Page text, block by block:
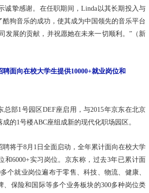
诚挚感谢。在任职期间，Linda以其长期投入与
酷狗音乐的成功，使其成为中国领先的音乐平台
发展的贡献，并祝愿她在未来一切顺利。”（新
聘面向在校大学生提供10000+就业岗位和
总部1号园区DEF座启用，与2015年京东在北京
的1号楼ABC座组成新的现代化职场园区。
聘将于8月1日全面启动，全年累计面向在校大学
和6000+实习岗位。京东称，过去3年已累计面
个就业岗位遍布于零售、科技、物流、健康、
、保险和国际等多个业务板块的300多种岗位类